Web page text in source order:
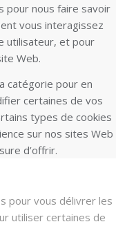
pour nous faire savoir
vous interagissez
utilisateur, et pour
Web.
catégorie pour en
certaines de vos
types de cookies
sur nos sites Web
d’offrir.
pour vous délivrer les
utiliser certaines de